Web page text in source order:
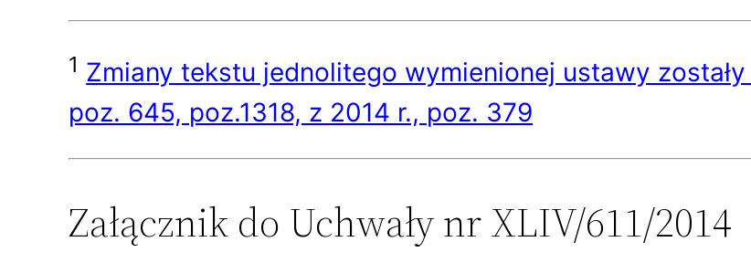
1 Zmiany tekstu jednolitego wymienionej ustawy zostały
poz. 645, poz.1318, z 2014 r., poz. 379
Załącznik do Uchwały nr XLIV/611/2014